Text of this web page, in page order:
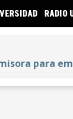
RADIO
para
para